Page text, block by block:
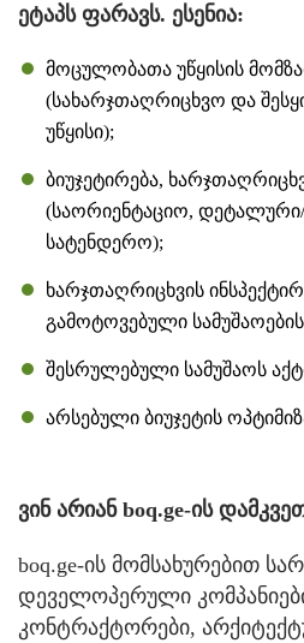
ეტაპს ფარავს. ესენია:
მოცულობათა უწყისის
(სახარჯთაღრიცხვო და
უწყისი);
ბიუჯეტირება,
(საორიენტაციო,
სატენდერო);
ხარჯთაღრიცხვის
გამოტოვებული სამუშაოების
შესრულებული სამუშაოს
არსებული ბიუჯეტის
ვინ არიან boq.ge-ის
boq.ge-ის მომსახურებით
დეველოპერული
კონტრაქტორები,